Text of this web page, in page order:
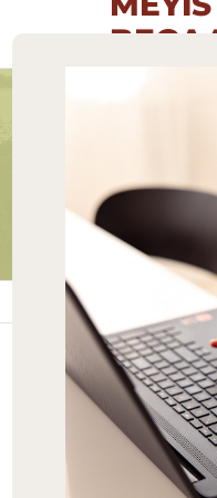
De
Home» De Week
MRT
06
2022
De
De